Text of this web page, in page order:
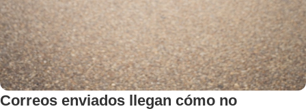
Correos enviados llegan cómo no